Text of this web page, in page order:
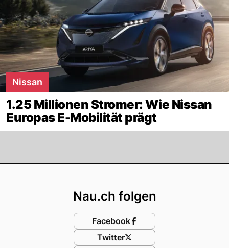
Nissan
1.25 Millionen Stromer: Wie Nissan
Europas E-Mobilität prägt
Nau.ch folgen
Facebook
Twitter